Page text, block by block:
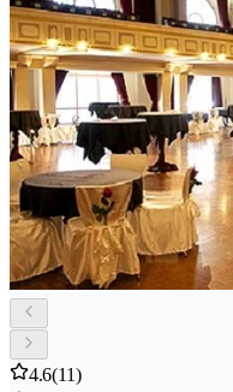
4.6(11)